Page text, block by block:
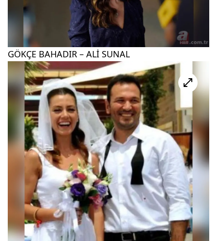
GÖKÇE BAHADIR – ALİ SUNAL